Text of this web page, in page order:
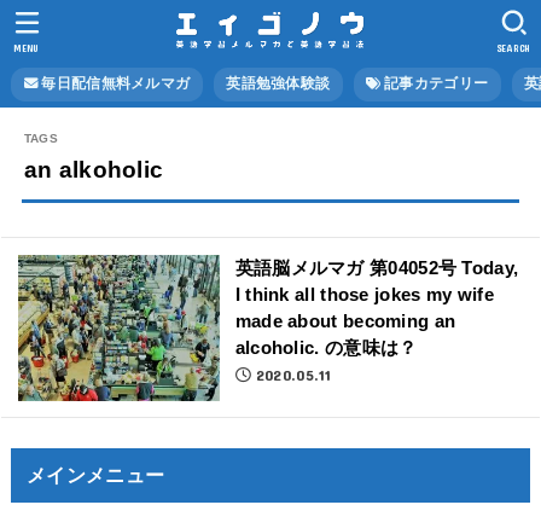
毎日配信無料メルマガ 英語勉強体験談 記事カテゴリー
SEARCH
MENU
an alkoholic
英語脳メルマガ 第04052号 Today,
I think all those jokes my wife
made about becoming an
alcoholic. の意味は？
2020.05.11
メインメニュー